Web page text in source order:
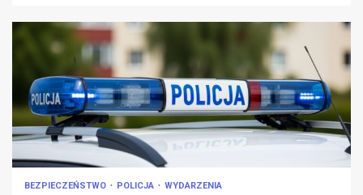
BEZPIECZEŃSTWO POLICJA WYDARZENIA